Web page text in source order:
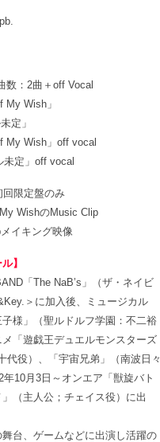
数：2曲＋off Vocal
My Wish」
定」
My Wish」off vocal
未定」off vocal
回限定盤のみ
WishのMusic Clip
イキング映像
】
「The NaB’s」（ザ・ネイビ
＞に加入後、ミュージカル
子様」（聖ルドルフ学園：不二裕
「遊戯王デュエルモンスターズ
代役）、「宇宙兄弟」（南波日々
年10月3日～オンエア「獣旋バト
（主人公；チェイス役）に出
台、ゲームなどに出演し活躍の